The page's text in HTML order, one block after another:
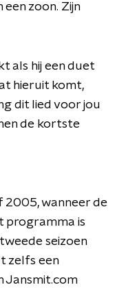
zoon. Zijn
als hij een duet
hieruit komt,
dit lied voor jou
de kortste
2005, wanneer de
programma is
seizoen
zelfs een
Jansmit.com